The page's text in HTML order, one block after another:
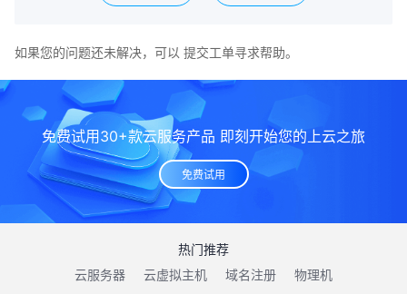
如果您的问题还未解决，可以 提交工单寻求帮助。
免费试用30+款云服务产品 即刻开始您的上云之旅
免费试用
热门推荐
云服务器
云虚拟主机 域名注册 物理机